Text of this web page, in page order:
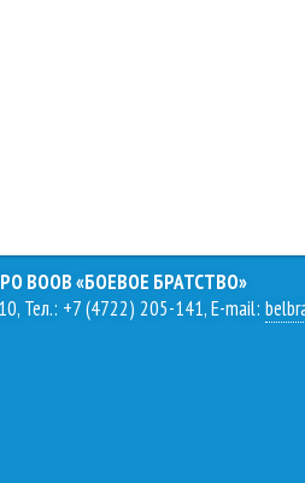
ВООВ «БОЕВОЕ БРАТСТВО»
Тел.: +7 (4722) 205-141, E-mail: